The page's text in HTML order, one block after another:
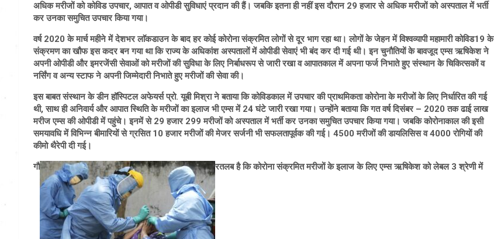
अधिक मरीजों को कोविड उपचार, आपात व ओपीडी सुविधाएं प्रदान की हैं। जबकि इतना ही नहीं इस दौरान 29 हजार से अधिक मरीजों को अस्पताल में भर्ती
कर उनका समुचित उपचार किया गया।
वर्ष 2020 के मार्च महीने में देशभर लाॅकडाउन के बाद हर कोई कोरोना संक्रमित लोगों से दूर भाग रहा था। लोगों के जेहन में विश्वव्यापी महामारी कोविड19 के
संक्रमण का खौफ इस कदर बन गया था कि राज्य के अधिकांश अस्पतालों में ओपीडी सेवाएं भी बंद कर दी गई थी। इन चुनौतियों के बावजूद एम्स ऋषिकेश ने
अपनी ओपीडी और इमरजेंसी सेवाओं को मरीजों की सुविधा के लिए निर्बाधरूप से जारी रखा व आपातकाल में अपना फर्ज निभाते हुए संस्थान के चिकित्सकों व
नर्सिंग व अन्य स्टाफ ने अपनी जिम्मेदारी निभाते हुए मरीजों की सेवा की।
इस बाबत संस्थान के डीन हॉ​स्पिटल अफेयर्स प्रो. यूबी मिश्रा ने बताया कि कोविडकाल में उपचार की प्राथमिकता कोरोना के मरीजों के लिए निर्धारित की गई
थी, साथ ही अनिवार्य और आपात स्थिति के मरीजों का इलाज भी एम्स में 24 घंटे जारी रखा गया। उन्होंने बताया कि गत वर्ष दिसंबर – 2020 तक ढाई लाख
मरीज एम्स की ओपीडी में पहुंचे। इनमें से 29 हजार 299 मरीजों को अस्पताल में भर्ती कर उनका समुचित उपचार किया गया। जबकि कोरोनाकाल की इसी
समयाव​धि में विभिन्न बीमारियों से ग्रसित 10 हजार मरीजों की मेजर सर्जनी भी सफलतापूर्वक की गई। 4500 मरीजों की डायलिसिस व 4000 रोगियों की
कीमो थैरेपी दी गई।
गौ
रतलब है कि कोरोना संक्रमित मरीजों के इलाज के लिए एम्स ऋषिकेश को लेबल 3 श्रेणी में